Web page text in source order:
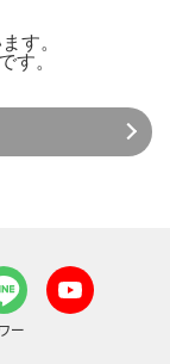
す。
す。
ー